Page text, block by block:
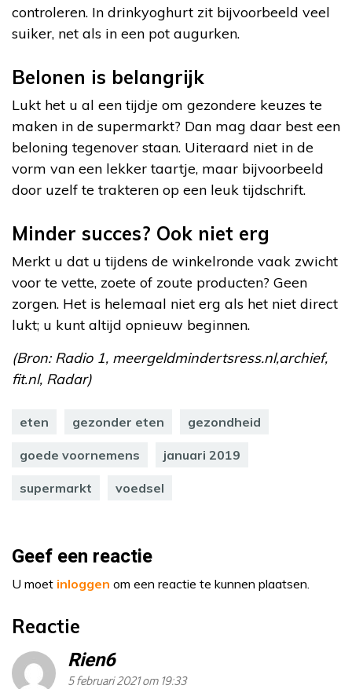
controleren. In drinkyoghurt zit bijvoorbeeld veel
suiker, net als in een pot augurken.
Belonen is belangrijk
Lukt het u al een tijdje om gezondere keuzes te
maken in de supermarkt? Dan mag daar best een
beloning tegenover staan. Uiteraard niet in de
vorm van een lekker taartje, maar bijvoorbeeld
door uzelf te trakteren op een leuk tijdschrift.
Minder succes? Ook niet erg
Merkt u dat u tijdens de winkelronde vaak zwicht
voor te vette, zoete of zoute producten? Geen
zorgen. Het is helemaal niet erg als het niet direct
lukt; u kunt altijd opnieuw beginnen.
(Bron: Radio 1, meergeldmindertsress.nl,archief,
fit.nl, Radar)
eten gezonder eten gezondheid
goede voornemens januari 2019
supermarkt voedsel
Geef een reactie
U moet inloggen om een reactie te kunnen plaatsen.
Reactie
Rien6
5 februari 2021 om 19:33